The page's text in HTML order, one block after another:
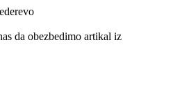
da obezbedimo artikal iz